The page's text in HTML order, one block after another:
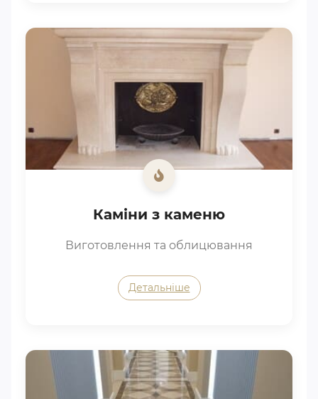
Каміни з каменю
Виготовлення та облицювання
Детальніше